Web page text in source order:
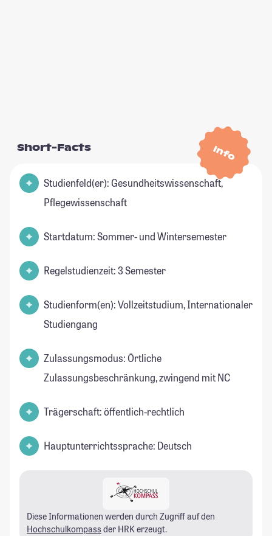
Info
Short-Facts
Studienfeld(er): Gesundheitswissenschaft,
Pflegewissenschaft
Startdatum: Sommer- und Wintersemester
Regelstudienzeit: 3 Semester
Studienform(en): Vollzeitstudium, Internationaler
Studiengang
Zulassungsmodus: Örtliche
Zulassungsbeschränkung, zwingend mit NC
Trägerschaft: öffentlich-rechtlich
Hauptunterrichtssprache: Deutsch
Diese Informationen werden durch Zugriff auf den
Hochschulkompass der HRK erzeugt.